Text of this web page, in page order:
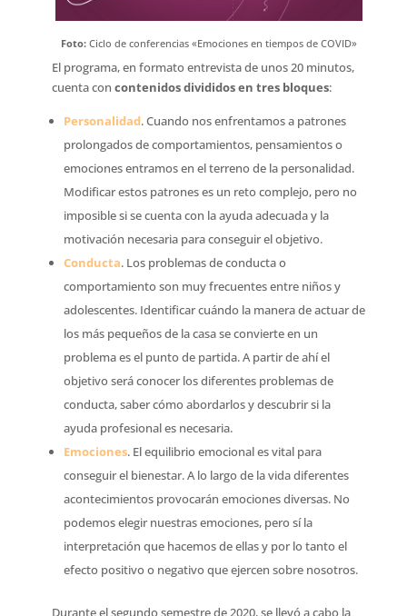
Foto:Ciclo de conferencias «Emociones en tiempos de COVID»
El programa, en formato entrevista de unos 20 minutos,
cuenta con contenidos divididos en tres bloques:
Personalidad.Cuando nos enfrentamos a patrones
prolongados de comportamientos, pensamientos o
emociones entramos en el terreno de la personalidad.
Modificar estos patrones es un reto complejo, pero no
imposible si se cuenta con la ayuda adecuada y la
motivación necesaria para conseguir el objetivo.
Conducta. Los problemas de conducta o
comportamiento son muy frecuentes entre niños y
adolescentes. Identificar cuándo la manera de actuar de
los más pequeños de la casa se convierte en un
problema es el punto de partida. A partir de ahí el
objetivo será conocer los diferentes problemas de
conducta, saber cómo abordarlos y descubrir si la
ayuda profesional es necesaria.
Emociones. El equilibrio emocional es vital para
conseguir el bienestar. A lo largo de la vida diferentes
acontecimientos provocarán emociones diversas. No
podemos elegir nuestras emociones, pero sí la
interpretación que hacemos de ellas y por lo tanto el
efecto positivo o negativo que ejercen sobre nosotros.
Durante el segundo semestre de 2020, se llevó a cabo la